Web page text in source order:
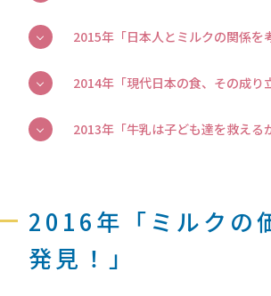
2015年「日本人とミルクの関係を
2014年「現代日本の食、その成り
2013年「牛乳は子ども達を救える
2016年「ミルク
発見！」